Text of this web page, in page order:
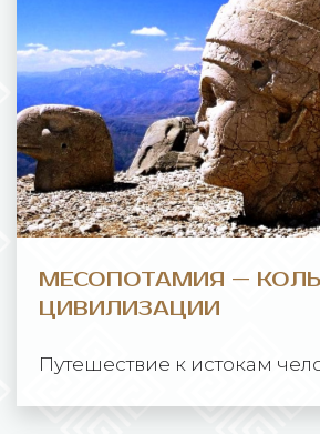
МЕСОПОТАМИЯ —
ЦИВИЛИЗАЦИИ
Путешествие к истокам